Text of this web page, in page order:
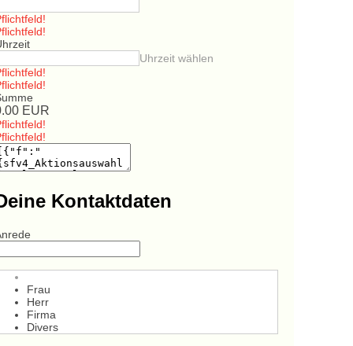
Uhrzeit wählen
EUR
Kontaktdaten
Frau
Herr
Firma
Divers